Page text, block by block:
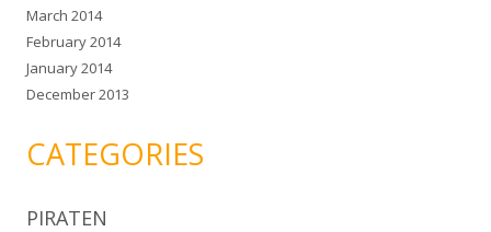
March 2014
February 2014
January 2014
December 2013
CATEGORIES
PIRATEN